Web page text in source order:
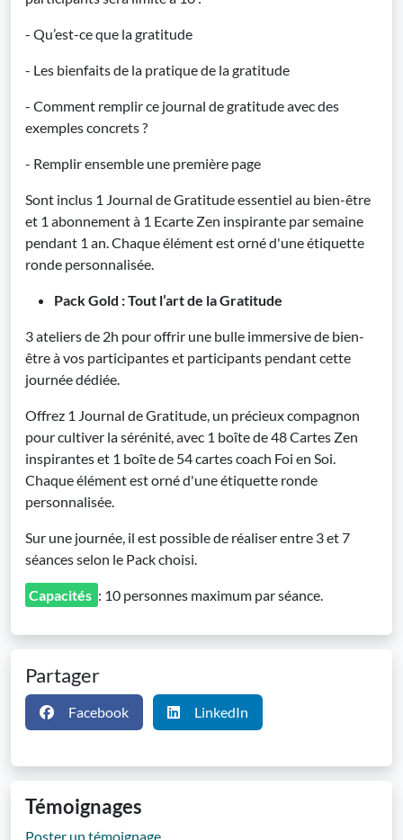
- Qu’est-ce que la gratitude
- Les bienfaits de la pratique de la gratitude
- Comment remplir ce journal de gratitude avec des
exemples concrets ?
- Remplir ensemble une première page
Sont inclus 1 Journal de Gratitude essentiel au bien-être
et 1 abonnement à 1 Ecarte Zen inspirante par semaine
pendant 1 an. Chaque élément est orné d'une étiquette
ronde personnalisée.
Pack Gold : Tout l’art de la Gratitude
3 ateliers de 2h pour offrir une bulle immersive de bien-
être à vos participantes et participants pendant cette
journée dédiée.
Offrez 1 Journal de Gratitude, un précieux compagnon
pour cultiver la sérénité, avec 1 boîte de 48 Cartes Zen
inspirantes et 1 boîte de 54 cartes coach Foi en Soi.
Chaque élément est orné d'une étiquette ronde
personnalisée.
Sur une journée, il est possible de réaliser entre 3 et 7
séances selon le Pack choisi.
Capacités : 10 personnes maximum par séance.
Partager
Facebook LinkedIn
Témoignages
Poster un témoignage